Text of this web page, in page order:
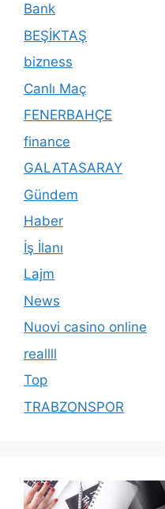
Bank
BEŞİKTAŞ
bizness
Canlı Maç
FENERBAHÇE
finance
GALATASARAY
Gündem
Haber
İş İlanı
Lajm
News
Nuovi casino online
reallll
Top
TRABZONSPOR